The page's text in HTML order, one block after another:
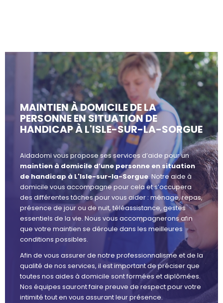
MAINTIEN À DOMICILE DE LA
PERSONNE EN SITUATION DE
HANDICAP À L'ISLE-SUR-LA-SORGUE
Aidadomi vous propose ses services d’aide pour un
maintien à domicile d’une personne en situation
de handicap à L'Isle-sur-la-Sorgue. Notre aide à
domicile vous accompagne pour cela et s’occupera
des différentes tâches pour vous aider : ménage, repas,
présence de jour ou de nuit, téléassistance, gestes
essentiels de la vie. Nous vous accompagnerons afin
que votre maintien se déroule dans les meilleures
conditions possibles.
Afin de vous assurer de notre professionnalisme et de la
qualité de nos services, il est important de préciser que
toutes nos aides à domicile sont formées et diplômées.
Nos équipes sauront faire preuve de respect pour votre
intimité tout en vous assurant leur présence.